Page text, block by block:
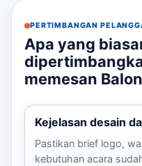
PERTIMBANGAN
Apa yang
memesan
Kejelasan desain
Pastikan brief logo,
kebutuhan acara